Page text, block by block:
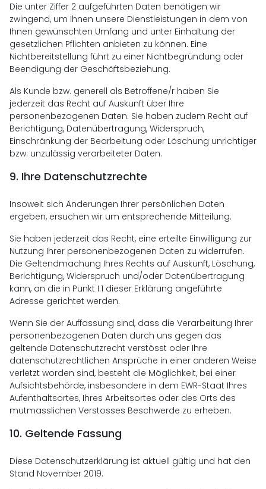
Die unter Ziffer 2 aufgeführten Daten benötigen wir
zwingend, um Ihnen unsere Dienstleistungen in dem von
Ihnen gewünschten Umfang und unter Einhaltung der
gesetzlichen Pflichten anbieten zu können. Eine
Nichtbereitstellung führt zu einer Nichtbegründung oder
Beendigung der Geschäftsbeziehung.
Als Kunde bzw. generell als Betroffene/r haben Sie
jederzeit das Recht auf Auskunft über Ihre
personenbezogenen Daten. Sie haben zudem Recht auf
Berichtigung, Datenübertragung, Widerspruch,
Einschränkung der Bearbeitung oder Löschung unrichtiger
bzw. unzulässig verarbeiteter Daten.
9. Ihre Datenschutzrechte
Insoweit sich Änderungen Ihrer persönlichen Daten
ergeben, ersuchen wir um entsprechende Mitteilung.
Sie haben jederzeit das Recht, eine erteilte Einwilligung zur
Nutzung Ihrer personenbezogenen Daten zu widerrufen.
Die Geltendmachung Ihres Rechts auf Auskunft, Löschung,
Berichtigung, Widerspruch und/oder Datenübertragung
kann, an die in Punkt I.1 dieser Erklärung angeführte
Adresse gerichtet werden.
Wenn Sie der Auffassung sind, dass die Verarbeitung Ihrer
personenbezogenen Daten durch uns gegen das
geltende Datenschutzrecht verstösst oder Ihre
datenschutzrechtlichen Ansprüche in einer anderen Weise
verletzt worden sind, besteht die Möglichkeit, bei einer
Aufsichtsbehörde, insbesondere in dem EWR-Staat Ihres
Aufenthaltsortes, Ihres Arbeitsortes oder des Orts des
mutmasslichen Verstosses Beschwerde zu erheben.
10. Geltende Fassung
Diese Datenschutzerklärung ist aktuell gültig und hat den
Stand November 2019.